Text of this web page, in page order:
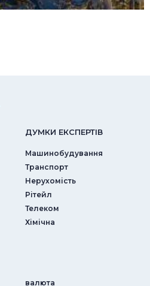
ДУМКИ ЕКСПЕРТIВ
Машинобудування
Транспорт
Нерухомість
Рітейл
Телеком
Хімічна
валюта